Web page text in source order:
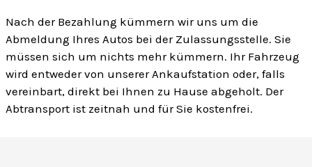
Nach der Bezahlung kümmern wir uns um die
Abmeldung Ihres Autos bei der Zulassungsstelle. Sie
müssen sich um nichts mehr kümmern. Ihr Fahrzeug
wird entweder von unserer Ankaufstation oder, falls
vereinbart, direkt bei Ihnen zu Hause abgeholt. Der
Abtransport ist zeitnah und für Sie kostenfrei.